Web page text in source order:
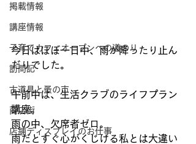
掲載情報
講座情報
子育てカフェオープンへの道のり
訪問記
古道具と蚤の市
商店街
店舗ディスプレイのお仕事
今日はほぼ一日中、雨が降ったり止ん
だりでした。
午前中は、生活クラブのライフプラン
講座。
雨の中、欠席者ゼロ。
雨だとすぐ心がくじける私とは大違い